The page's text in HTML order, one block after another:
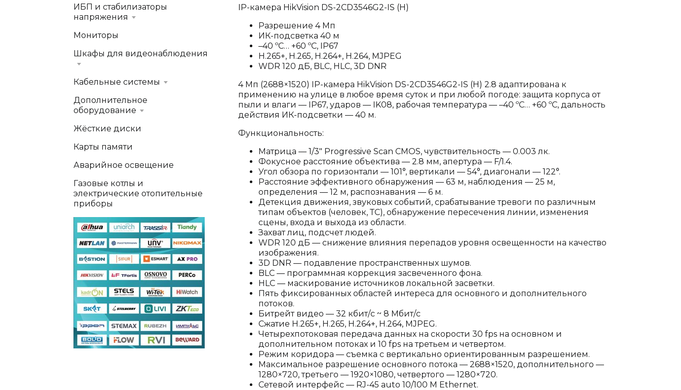
IP-камера HikVision DS-2CD3546G2-IS (H)
Разрешение 4 Мп
ИК-подсветка 40 м
–40 ºC… +60 ºC, IP67
H.265+, H.265, H.264+, H.264, MJPEG
WDR 120 дБ, BLC, HLC, 3D DNR
4 Мп (2688×1520) IP-камера HikVision DS-2CD3546G2-IS (H) 2.8 адаптирована к
применению на улице в любое время суток и при любой погоде: защита корпуса от
пыли и влаги — IP67, ударов — IK08, рабочая температура — –40 ºC… +60 ºC, дальность
действия ИК-подсветки — 40 м.
Функциональность:
Матрица — 1/3" Progressive Scan CMOS, чувствительность — 0.003 лк.
Фокусное расстояние объектива — 2.8 мм, апертура — F/1.4.
Угол обзора по горизонтали — 101°, вертикали — 54°, диагонали — 122°.
Расстояние эффективного обнаружения — 63 м, наблюдения — 25 м,
определения — 12 м, распознавания — 6 м.
Детекция движения, звуковых событий, срабатывание тревоги по различным
типам объектов (человек, ТС), обнаружение пересечения линии, изменения
сцены, входа и выхода из области.
Захват лиц, подсчет людей.
WDR 120 дБ — снижение влияния перепадов уровня освещенности на качество
изображения.
3D DNR — подавление пространственных шумов.
BLC — программная коррекция засвеченного фона.
HLC — маскирование источников локальной засветки.
Пять фиксированных областей интереса для основного и дополнительного
потоков.
Битрейт видео — 32 кбит/с ~ 8 Мбит/с
Сжатие H.265+, H.265, H.264+, H.264, MJPEG.
Четырехпотоковая передача данных на скорости 30 fps на основном и
дополнительном потоках и 10 fps на третьем и четвертом.
Режим коридора — съемка с вертикально ориентированным разрешением.
Максимальное разрешение основного потока — 2688×1520, дополнительного —
1280×720, третьего — 1920×1080, четвертого — 1280×720.
Сетевой интерфейс — RJ-45 auto 10/100 М Ethernet.
ИБП и стабилизаторы
напряжения
Мониторы
Шкафы для видеонаблюдения
Кабельные системы
Дополнительное
оборудование
Жёсткие диски
Карты памяти
Аварийное освещение
Газовые котлы и
электрические отопительные
приборы